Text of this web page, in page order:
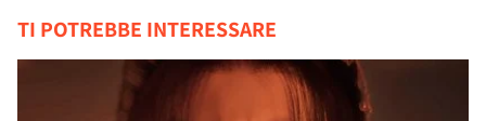
TI POTREBBE INTERESSARE